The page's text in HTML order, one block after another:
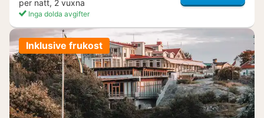
per natt, 2 vuxna
Inga dolda avgifter
Inklusive frukost